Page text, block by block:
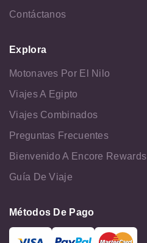
Contáctanos
Explora
Motonaves Por El Nilo
Viajes A Egipto
Viajes Combinados
Preguntas Frecuentes
Bienvenido A Encore Rewards
Guía De Viaje
Métodos De Pago